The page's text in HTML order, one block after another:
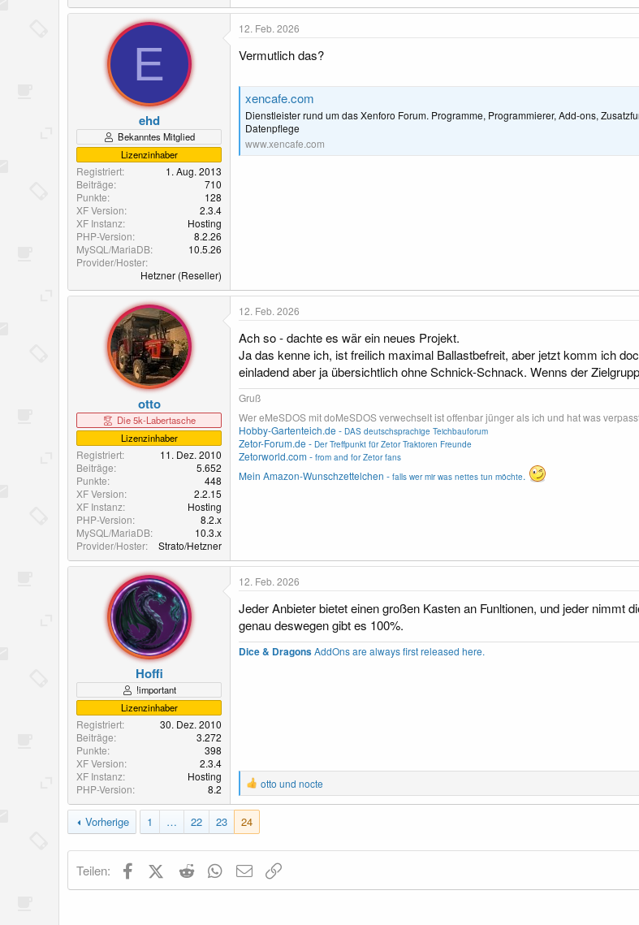
E
ehd
Bekanntes Mitglied
Lizenzinhaber
Registriert
1. Aug. 2013
Beiträge
710
Punkte
128
XF Version
2.3.4
XF Instanz
Hosting
PHP-Version
8.2.26
MySQL/MariaDB
10.5.26
Provider/Hoster
Hetzner (Reseller)
12. Feb. 2026
Vermutlich das?
xencafe.com
Dienstleister rund um das Xenforo Forum. Programme, Programmierer, Add-ons,
Datenpflege
www.xencafe.com
otto
Die 5k-Labertasche
Lizenzinhaber
Registriert
11. Dez. 2010
Beiträge
5.652
Punkte
448
XF Version
2.2.15
XF Instanz
Hosting
PHP-Version
8.2.x
MySQL/MariaDB
10.3.x
Provider/Hoster
Strato/Hetzner
12. Feb. 2026
Ach so - dachte es wär ein neues Projekt.
Ja das kenne ich, ist freilich maximal Ballastbefreit, aber jetzt komm ich
einladend aber ja übersichtlich ohne Schnick-Schnack. Wenns der
Gruß
Wer eMeSDOS mit doMeSDOS verwechselt ist offenbar jünger als ich und hat was
Hobby-Gartenteich.de - DAS deutschsprachige Teichbauforum
Zetor-Forum.de - Der Treffpunkt für Zetor Traktoren Freunde
Zetorworld.com - from and for Zetor fans
Mein Amazon-Wunschzettelchen - falls wer mir was nettes tun möchte.
Hoffi
!important
Lizenzinhaber
Registriert
30. Dez. 2010
Beiträge
3.272
Punkte
398
XF Version
2.3.4
XF Instanz
Hosting
PHP-Version
8.2
12. Feb. 2026
Jeder Anbieter bietet einen großen Kasten an Funltionen, und jeder nimmt
genau deswegen gibt es 100%.
Dice & DragonsAddOns are always first released here.
R
e
a
otto und nocte
Vorherige 1 … 22 23 24
Teilen: FacebookX (Twitter)
Reddit WhatsApp
E-Mail